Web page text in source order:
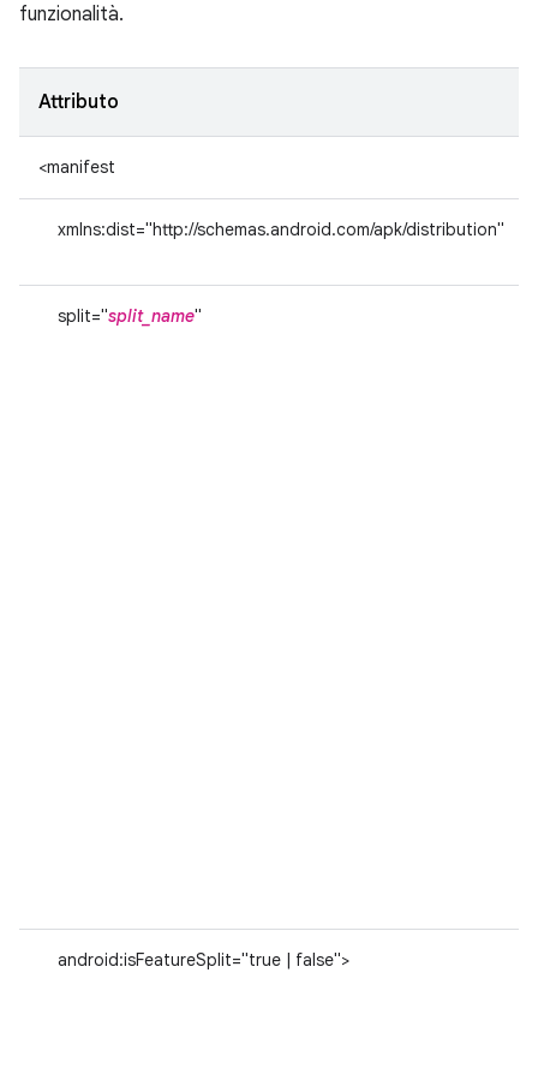
funzionalità.
Attributo
<manifest
xmlns:dist="http://schemas.android.com/apk/distribution"
split="split_name"
android:isFeatureSplit="true | false">